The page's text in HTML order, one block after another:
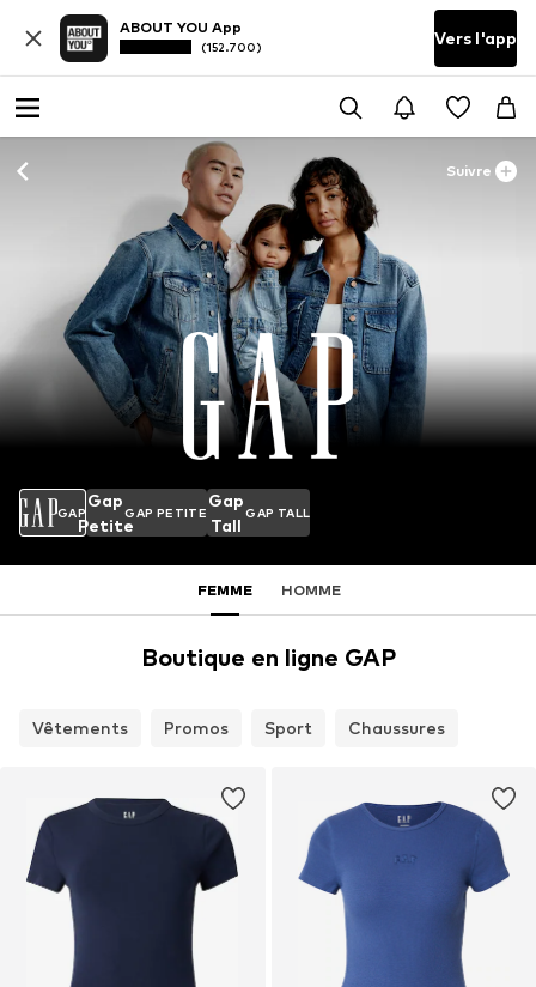
ABOUT YOU App
(152.700) Vers l'app
Suivre
GAP
Gap
Petite
GAP PETITE
Gap
Tall
GAP TALL
FEMME HOMME
Boutique en ligne GAP
Vêtements Promos Sport Chaussures